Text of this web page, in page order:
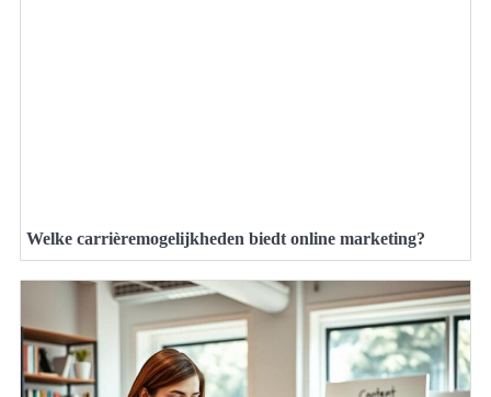
Welke carrièremogelijkheden biedt online marketing?